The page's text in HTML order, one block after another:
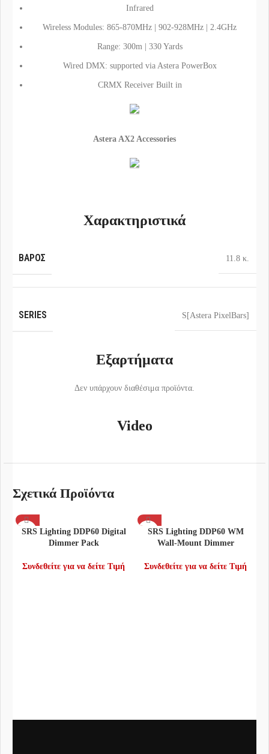
Infrared
Wireless Modules: 865-870MHz | 902-928MHz | 2.4GHz
Range: 300m | 330 Yards
Wired DMX: supported via Astera PowerBox
CRMX Receiver Built in
Astera AX2 Accessories
Χαρακτηριστικά
ΒΆΡΟΣ 11.8 κ.
SERIES S[Astera PixelBars]
Εξαρτήματα
Δεν υπάρχουν διαθέσιμα προϊόντα.
Video
Σχετικά Προϊόντα
SRS Lighting DDP60 Digital
Dimmer Pack
Συνδεθείτε για να δείτε Τιμή
SRS Lighting DDP60 WM
Wall-Mount Dimmer
Συνδεθείτε για να δείτε Τιμή